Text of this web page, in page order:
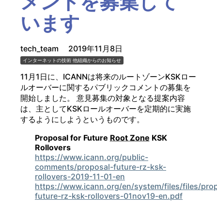
います
tech_team 2019年11月8日
インターネットの技術 他組織からのお知らせ
11月1日に、ICANNは将来のルートゾーンKSKロー
ルオーバーに関するパブリックコメントの募集を
開始しました。 意見募集の対象となる提案内容
は、主としてKSKロールオーバーを定期的に実施
するようにしようというものです。
Proposal for Future Root Zone KSK
Rollovers
https://www.icann.org/public-
comments/proposal-future-rz-ksk-
rollovers-2019-11-01-en
https://www.icann.org/en/system/files/files/
future-rz-ksk-rollovers-01nov19-en.pdf